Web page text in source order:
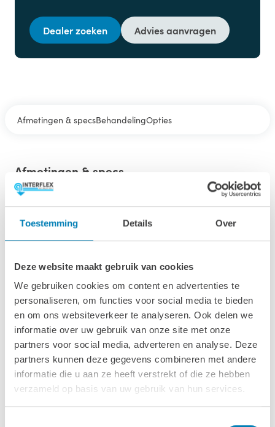
Toestemming Details Over
Deze website maakt gebruik van cookies
We gebruiken cookies om content en advertenties te
personaliseren, om functies voor social media te bieden
en om ons websiteverkeer te analyseren. Ook delen we
informatie over uw gebruik van onze site met onze
partners voor social media, adverteren en analyse. Deze
partners kunnen deze gegevens combineren met andere
informatie die u aan ze heeft verstrekt of die ze hebben
verzameld op basis van uw gebruik van hun services.
Dealer zoeken Advies aanvragen
Afmetingen & specsBehandelingOpties
Afmetingen & specs
Afmetingen fundamentmaat (bxl)
480 x 278 cm
500 x 298 cm
Wandhoogte
243 cm
Oppervlakte (m2)
13.3 m2
Wanddikte
28 mm